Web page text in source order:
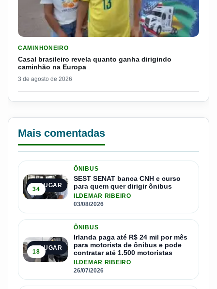
CAMINHONEIRO
Casal brasileiro revela quanto ganha dirigindo
caminhão na Europa
3 de agosto de 2026
Mais comentadas
1º LUGAR
34
ÔNIBUS
SEST SENAT banca CNH e curso
para quem quer dirigir ônibus
ILDEMAR RIBEIRO
03/08/2026
2º LUGAR
18
ÔNIBUS
Irlanda paga até R$ 24 mil por mês
para motorista de ônibus e pode
contratar até 1.500 motoristas
ILDEMAR RIBEIRO
26/07/2026